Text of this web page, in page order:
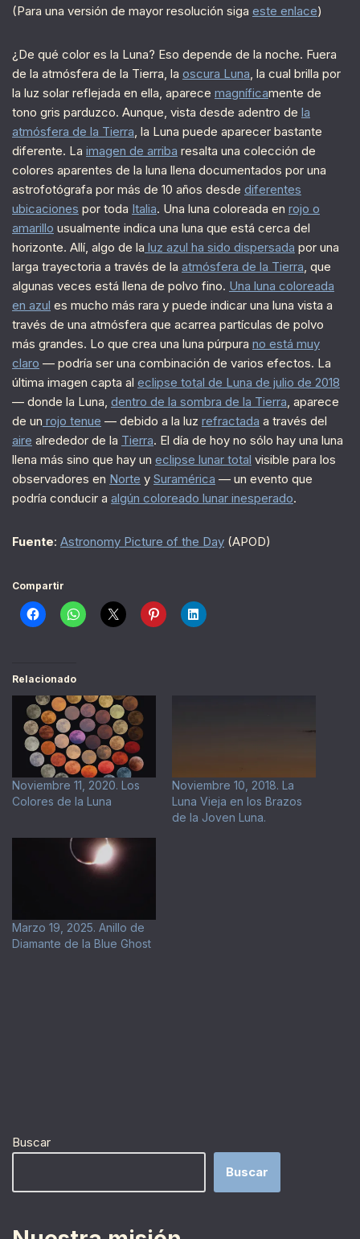
(Para una versión de mayor resolución siga este enlace)
¿De qué color es la Luna? Eso depende de la noche. Fuera
de la atmósfera de la Tierra, la oscura Luna, la cual brilla por
la luz solar reflejada en ella, aparece magníficamente de
tono gris parduzco. Aunque, vista desde adentro de la
atmósfera de la Tierra, la Luna puede aparecer bastante
diferente. La imagen de arriba resalta una colección de
colores aparentes de la luna llena documentados por una
astrofotógrafa por más de 10 años desde diferentes
ubicaciones por toda Italia. Una luna coloreada en rojo o
amarillo usualmente indica una luna que está cerca del
horizonte. Allí, algo de la luz azul ha sido dispersada por una
larga trayectoria a través de la atmósfera de la Tierra, que
algunas veces está llena de polvo fino. Una luna coloreada
en azul es mucho más rara y puede indicar una luna vista a
través de una atmósfera que acarrea partículas de polvo
más grandes. Lo que crea una luna púrpura no está muy
claro — podría ser una combinación de varios efectos. La
última imagen capta al eclipse total de Luna de julio de 2018
— donde la Luna, dentro de la sombra de la Tierra, aparece
de un rojo tenue — debido a la luz refractada a través del
aire alrededor de la Tierra. El día de hoy no sólo hay una luna
llena más sino que hay un eclipse lunar total visible para los
observadores en Norte y Suramérica — un evento que
podría conducir a algún coloreado lunar inesperado.
Fuente: Astronomy Picture of the Day (APOD)
Compartir
Relacionado
Noviembre 11, 2020. Los
Colores de la Luna
Noviembre 10, 2018. La
Luna Vieja en los Brazos
de la Joven Luna.
Marzo 19, 2025. Anillo de
Diamante de la Blue Ghost
Buscar
Buscar